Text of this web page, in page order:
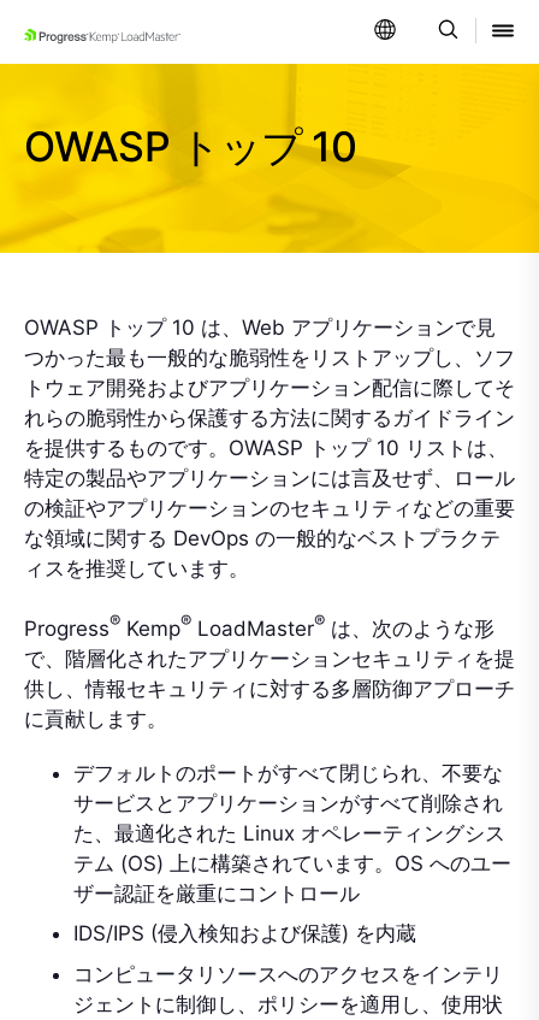
SKIP NAVIGATION
OWASP トップ 10
OWASP トップ 10 は、Web アプリケーションで見
つかった最も一般的な脆弱性をリストアップし、ソフ
トウェア開発およびアプリケーション配信に際してそ
れらの脆弱性から保護する方法に関するガイドライン
を提供するものです。OWASP トップ 10 リストは、
特定の製品やアプリケーションには言及せず、ロール
の検証やアプリケーションのセキュリティなどの重要
な領域に関する DevOps の一般的なベストプラクテ
ィスを推奨しています。
Progress® Kemp® LoadMaster® は、次のような形
で、階層化されたアプリケーションセキュリティを提
供し、情報セキュリティに対する多層防御アプローチ
に貢献します。
デフォルトのポートがすべて閉じられ、不要な
サービスとアプリケーションがすべて削除され
た、最適化された Linux オペレーティングシス
テム (OS) 上に構築されています。OS へのユー
ザー認証を厳重にコントロール
IDS/IPS (侵入検知および保護) を内蔵
コンピュータリソースへのアクセスをインテリ
ジェントに制御し、ポリシーを適用し、使用状